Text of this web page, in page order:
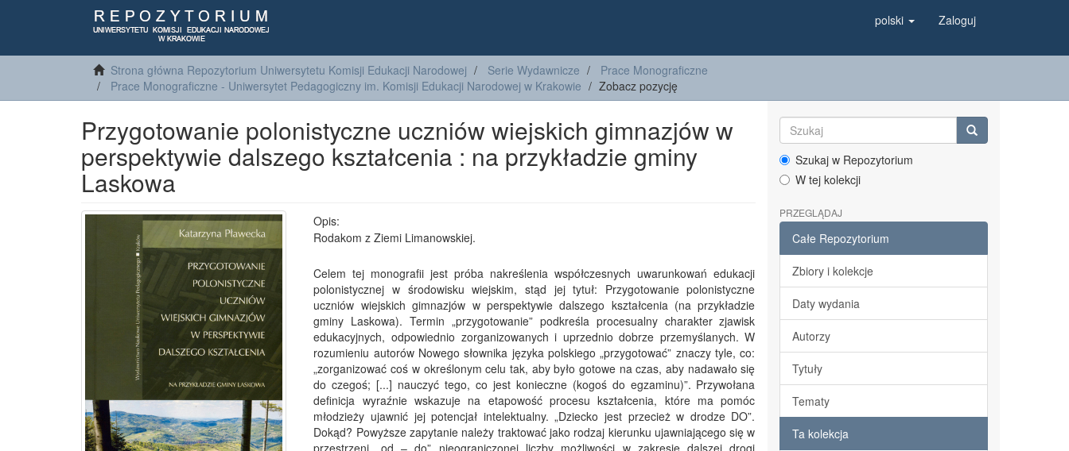
polski Zaloguj
Strona główna Repozytorium Uniwersytetu Komisji Edukacji Narodowej Serie Wydawnicze
Prace Monograficzne
Prace Monograficzne - Uniwersytet Pedagogiczny im. Komisji Edukacji Narodowej w Krakowie
Zobacz pozycję
Przygotowanie polonistyczne uczniów wiejskich gimnazjów w
perspektywie dalszego kształcenia : na przykładzie gminy
Laskowa
Opis:
Rodakom z Ziemi Limanowskiej.
Celem tej monografii jest próba nakreślenia współczesnych uwarunkowań edukacji
polonistycznej w środowisku wiejskim, stąd jej tytuł: Przygotowanie polonistyczne
uczniów wiejskich gimnazjów w perspektywie dalszego kształcenia (na przykładzie
gminy Laskowa). Termin „przygotowanie” podkreśla procesualny charakter zjawisk
edukacyjnych, odpowiednio zorganizowanych i uprzednio dobrze przemyślanych. W
rozumieniu autorów Nowego słownika języka polskiego „przygotować” znaczy tyle, co:
„zorganizować coś w określonym celu tak, aby było gotowe na czas, aby nadawało się
do czegoś; [...] nauczyć tego, co jest konieczne (kogoś do egzaminu)”. Przywołana
definicja wyraźnie wskazuje na etapowość procesu kształcenia, które ma pomóc
młodzieży ujawnić jej potencjał intelektualny. „Dziecko jest przecież w drodze DO”.
Dokąd? Powyższe zapytanie należy traktować jako rodzaj kierunku ujawniającego się w
przestrzeni „od – do” nieograniczonej liczby możliwości w zakresie dalszej drogi
Szukaj w Repozytorium
W tej kolekcji
PRZEGLĄDAJ
Całe Repozytorium
Zbiory i kolekcje
Daty wydania
Autorzy
Tytuły
Tematy
Ta kolekcja